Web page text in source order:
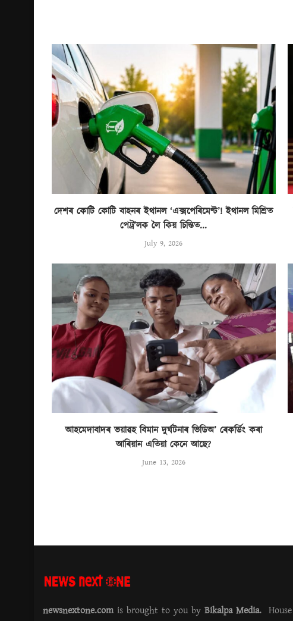
দেশৰ কোটি কোটি বাহনৰ ইথানল ‘এক্সপেৰিমেণ্ট’! ইথানল মিশ্ৰিত
পেট্ৰ’লক লৈ কিয় চিন্তিত...
July 9, 2026
আহমেদাবাদৰ ভয়াৱহ বিমান দুৰ্ঘটনাৰ ভিডিঅ’ ৰেকৰ্ডিং কৰা
আৰিয়ান এতিয়া কেনে আছে?
June 13, 2026
newsnextone.com is brought to you by Bikalpa Media. House